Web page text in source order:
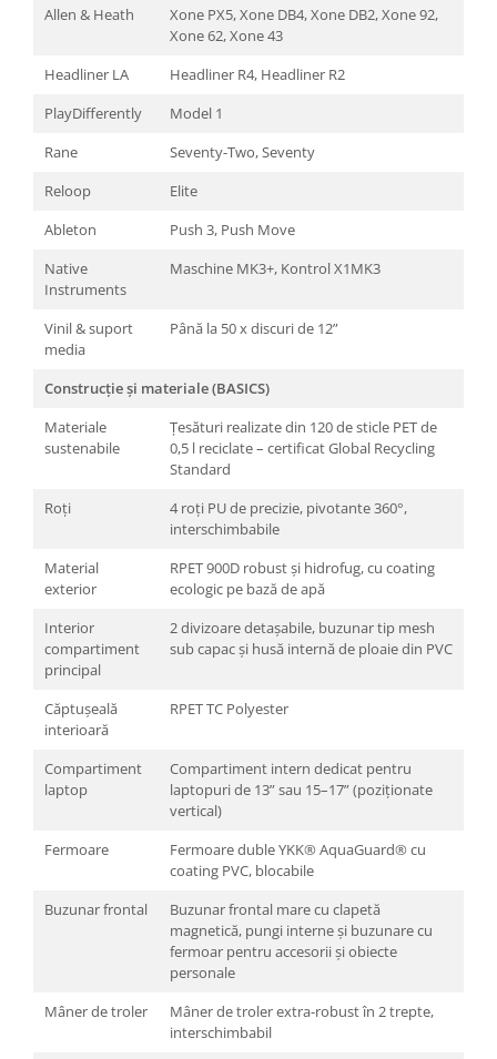
Allen & Heath
Xone PX5, Xone DB4, Xone DB2, Xone 92,
Xone 62, Xone 43
Headliner LA
Headliner R4, Headliner R2
PlayDifferently
Model 1
Rane
Seventy-Two, Seventy
Reloop
Elite
Ableton
Push 3, Push Move
Native
Instruments
Maschine MK3+, Kontrol X1MK3
Vinil & suport
media
Până la 50 x discuri de 12”
Construcție și materiale (BASICS)
Materiale
sustenabile
Țesături realizate din 120 de sticle PET de
0,5 l reciclate – certificat Global Recycling
Standard
Roți
4 roți PU de precizie, pivotante 360°,
interschimbabile
Material
exterior
RPET 900D robust și hidrofug, cu coating
ecologic pe bază de apă
Interior
compartiment
principal
2 divizoare detașabile, buzunar tip mesh
sub capac și husă internă de ploaie din PVC
Căptușeală
interioară
RPET TC Polyester
Compartiment
laptop
Compartiment intern dedicat pentru
laptopuri de 13” sau 15–17” (poziționate
vertical)
Fermoare
Fermoare duble YKK® AquaGuard® cu
coating PVC, blocabile
Buzunar frontal
Buzunar frontal mare cu clapetă
magnetică, pungi interne și buzunare cu
fermoar pentru accesorii și obiecte
personale
Mâner de troler
Mâner de troler extra-robust în 2 trepte,
interschimbabil